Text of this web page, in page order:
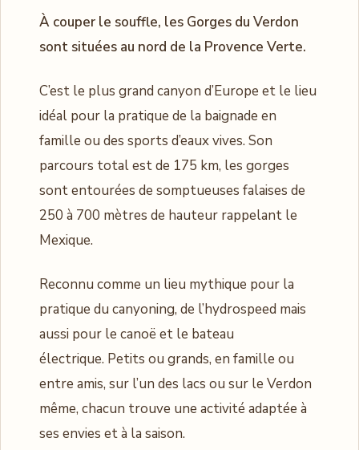
À couper le souffle, les Gorges du Verdon
sont situées au nord de la Provence Verte.
C’est le plus grand canyon d’Europe et le lieu
idéal pour la pratique de la baignade en
famille ou des sports d’eaux vives. Son
parcours total est de 175 km, les gorges
sont entourées de somptueuses falaises de
250 à 700 mètres de hauteur rappelant le
Mexique.
Reconnu comme un lieu mythique pour la
pratique du canyoning, de l’hydrospeed mais
aussi pour le canoë et le bateau
électrique. Petits ou grands, en famille ou
entre amis, sur l’un des lacs ou sur le Verdon
même, chacun trouve une activité adaptée à
ses envies et à la saison.